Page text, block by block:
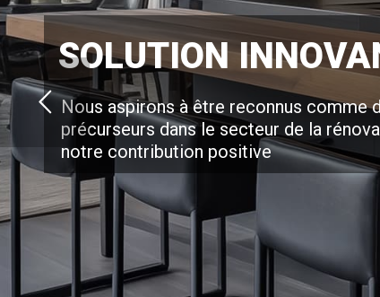
SOLUTION
Nous aspirons à être reconnus comme
précurseurs dans le secteur de la
notre contribution positive